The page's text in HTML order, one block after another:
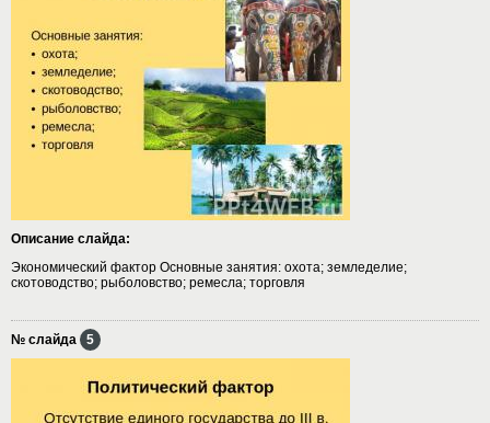
Описание слайда:
Экономический фактор Основные занятия: охота; земледелие;
скотоводство; рыболовство; ремесла; торговля
№ слайда 5